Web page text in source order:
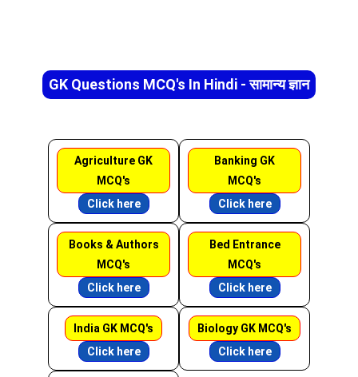
GK Questions MCQ's In Hindi - सामान्य ज्ञान
Agriculture GK
MCQ's
Click here
Banking GK
MCQ's
Click here
Books & Authors
MCQ's
Click here
Bed Entrance
MCQ's
Click here
India GK MCQ's
Click here
Biology GK MCQ's
Click here